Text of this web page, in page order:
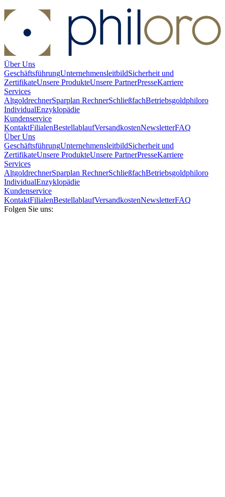
Über Uns
GeschäftsführungUnternehmensleitbildSicherheit und
ZertifikateUnsere ProdukteUnsere PartnerPresseKarriere
Services
AltgoldrechnerSparplan RechnerSchließfachBetriebsgoldphiloro
IndividualEnzyklopädie
Kundenservice
KontaktFilialenBestellablaufVersandkostenNewsletterFAQ
Über Uns
GeschäftsführungUnternehmensleitbildSicherheit und
ZertifikateUnsere ProdukteUnsere PartnerPresseKarriere
Services
AltgoldrechnerSparplan RechnerSchließfachBetriebsgoldphiloro
IndividualEnzyklopädie
Kundenservice
KontaktFilialenBestellablaufVersandkostenNewsletterFAQ
Folgen Sie uns: